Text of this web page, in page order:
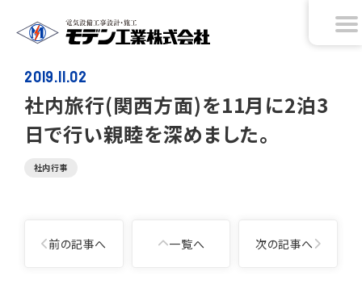
社内旅行(関西方面)を11月に2泊3
日で行い親睦を深めました。
2019.11.02
社内行事
稿
前の記事へ 一覧へ 次の記事へ